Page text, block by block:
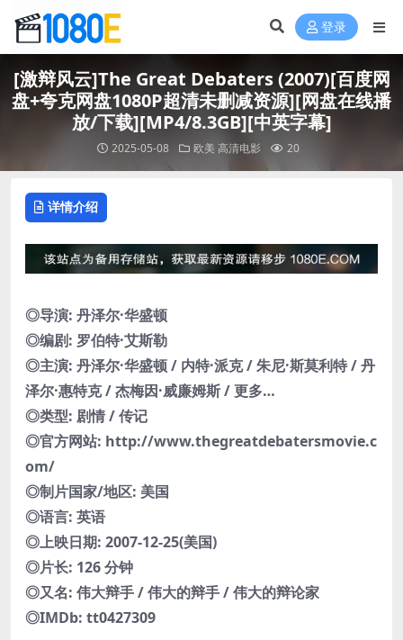
登录
[激辩风云]The Great Debaters (2007)[百度网
盘+夸克网盘1080P超清未删减资源][网盘在线播
放/下载][MP4/8.3GB][中英字幕]
2025-05-08 欧美 高清电影 20
详情介绍
◎导演: 丹泽尔·华盛顿
◎编剧: 罗伯特·艾斯勒
◎主演: 丹泽尔·华盛顿 / 内特·派克 / 朱尼·斯莫利特 / 丹
泽尔·惠特克 / 杰梅因·威廉姆斯 / 更多…
◎类型: 剧情 / 传记
◎官方网站: http://www.thegreatdebatersmovie.c
om/
◎制片国家/地区: 美国
◎语言: 英语
◎上映日期: 2007-12-25(美国)
◎片长: 126 分钟
◎又名: 伟大辩手 / 伟大的辩手 / 伟大的辩论家
◎IMDb: tt0427309